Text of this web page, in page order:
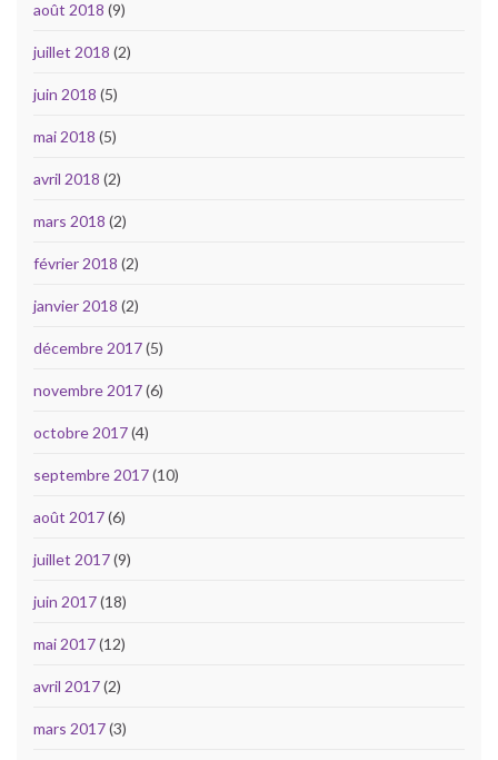
août 2018 (9)
juillet 2018 (2)
juin 2018 (5)
mai 2018 (5)
avril 2018 (2)
mars 2018 (2)
février 2018 (2)
janvier 2018 (2)
décembre 2017(5)
novembre 2017(6)
octobre 2017(4)
septembre 2017(10)
août 2017(6)
juillet 2017(9)
juin 2017(18)
mai 2017(12)
avril 2017(2)
mars 2017(3)